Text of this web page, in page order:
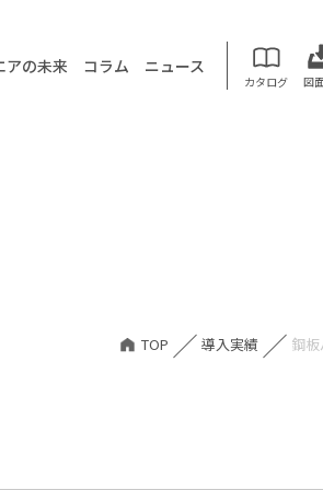
アの未来 コラム ニュース
カタログ 図
TOP 導入実績 鋼